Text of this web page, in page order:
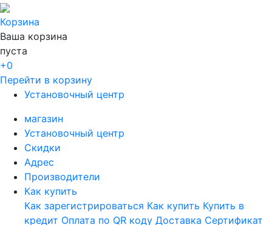
Корзина
Ваша корзина
пуста
+0
Перейти в корзину
Установочный центр
магазин
Установочный центр
Скидки
Адрес
Производители
Как купить
Как зарегистрироваться Как купить Купить в
кредит Оплата по QR коду Доставка Сертификат